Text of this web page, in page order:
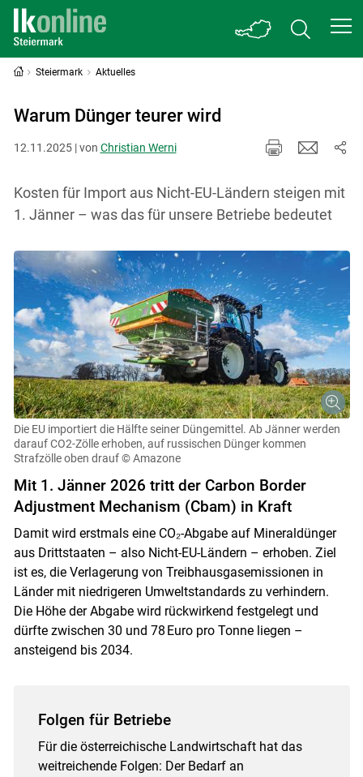
Skip to main content
Steiermark Aktuelles
Warum Dünger teurer wird
12.11.2025 | von Christian Werni
Kosten für Import aus Nicht-EU-Ländern steigen mit
1. Jänner – was das für unsere Betriebe bedeutet
Die EU importiert die Hälfte seiner Düngemittel. Ab Jänner werden
darauf CO2-Zölle erhoben, auf russischen Dünger kommen
Strafzölle oben drauf © Amazone
Mit 1. Jänner 2026 tritt der Carbon Border
Adjustment Mechanism (Cbam) in Kraft
Damit wird erstmals eine CO₂-Abgabe auf Mineraldünger
aus Drittstaaten – also Nicht-EU-Ländern – erhoben. Ziel
ist es, die Verlagerung von Treibhausgasemissionen in
Länder mit niedrigeren Umweltstandards zu verhindern.
Die Höhe der Abgabe wird rückwirkend festgelegt und
dürfte zwischen 30 und 78 Euro pro Tonne liegen –
ansteigend bis 2034.
Folgen für Betriebe
Für die österreichische Landwirtschaft hat das
weitreichende Folgen: Der Bedarf an